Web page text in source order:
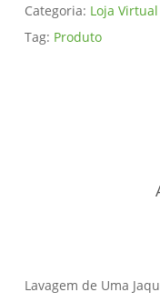
Categoria: Loja
Tag: Produto
Lavagem de Uma